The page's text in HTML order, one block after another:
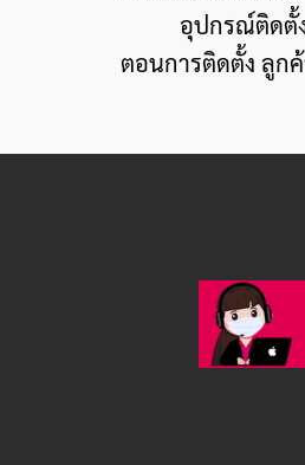
อุปกรณ์ติดตั้ง ไม่
ตอนการติดตั้ง ลูก